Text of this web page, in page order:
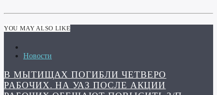
YOU MAY ALSO LIKE
Новости
В МЫТИЩАХ ПОГИБЛИ ЧЕТВЕРО
РАБОЧИХ. НА УАЗ ПОСЛЕ АКЦИИ